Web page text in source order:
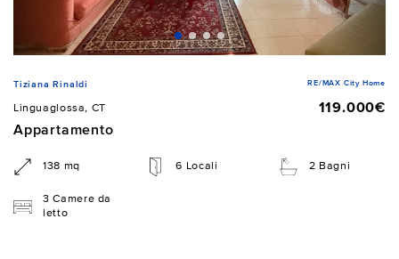
Tiziana Rinaldi RE/MAX City Home
Linguaglossa, CT
119.000€
Appartamento
138 mq 6 Locali 2 Bagni
3 Camere da
letto